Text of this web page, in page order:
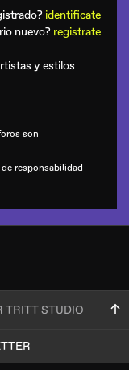
identificate
nuevo? registrate
y estilos
son
responsabilidad
TRITT STUDIO